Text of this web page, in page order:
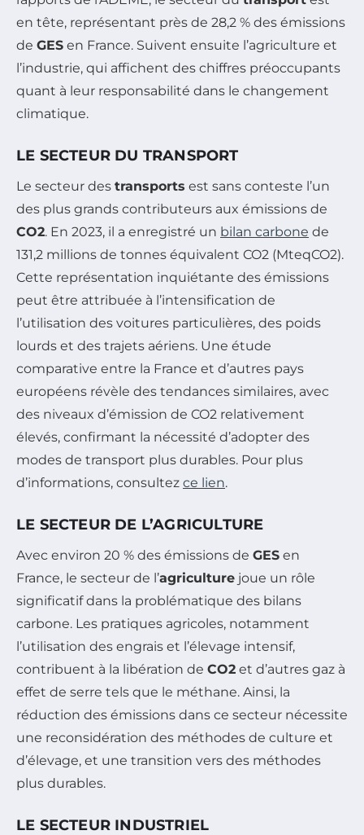
en tête, représentant près de 28,2 % des émissions
de GES en France. Suivent ensuite l’agriculture et
l’industrie, qui affichent des chiffres préoccupants
quant à leur responsabilité dans le changement
climatique.
LE SECTEUR DU TRANSPORT
Le secteur des transports est sans conteste l’un
des plus grands contributeurs aux émissions de
CO2. En 2023, il a enregistré un bilan carbone de
131,2 millions de tonnes équivalent CO2 (MteqCO2).
Cette représentation inquiétante des émissions
peut être attribuée à l’intensification de
l’utilisation des voitures particulières, des poids
lourds et des trajets aériens. Une étude
comparative entre la France et d’autres pays
européens révèle des tendances similaires, avec
des niveaux d’émission de CO2 relativement
élevés, confirmant la nécessité d’adopter des
modes de transport plus durables. Pour plus
d’informations, consultez ce lien.
LE SECTEUR DE L’AGRICULTURE
Avec environ 20 % des émissions de GES en
France, le secteur de l’agriculture joue un rôle
significatif dans la problématique des bilans
carbone. Les pratiques agricoles, notamment
l’utilisation des engrais et l’élevage intensif,
contribuent à la libération de CO2 et d’autres gaz à
effet de serre tels que le méthane. Ainsi, la
réduction des émissions dans ce secteur nécessite
une reconsidération des méthodes de culture et
d’élevage, et une transition vers des méthodes
plus durables.
LE SECTEUR INDUSTRIEL